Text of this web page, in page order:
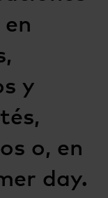
y
o, en
day.